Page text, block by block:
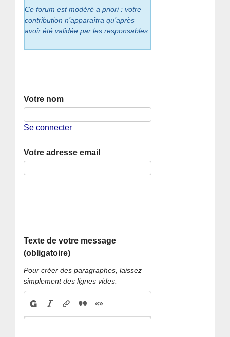
Ce forum est modéré a priori : votre
contribution n’apparaîtra qu’après
avoir été validée par les responsables.
Votre nom
Se connecter
Votre adresse email
Texte de votre message
(obligatoire)
Pour créer des paragraphes, laissez
simplement des lignes vides.